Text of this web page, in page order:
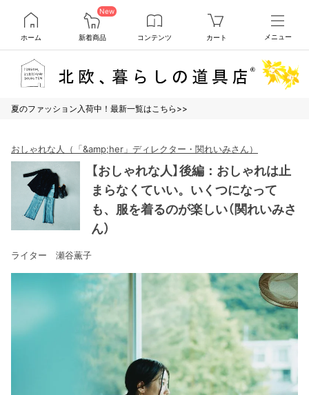
ホーム
New
新着商品 コンテンツ カート メニュー
夏のファッション入荷中！最新一覧はこちら>>
おしゃれな人（「&amp;her」ディレクター・関れいみさん）
【おしゃれな人】後編：おしゃれは止
まらなくていい。いくつになって
も、服を着るのが楽しい（関れいみさ
ん）
ライター 瀬谷薫子